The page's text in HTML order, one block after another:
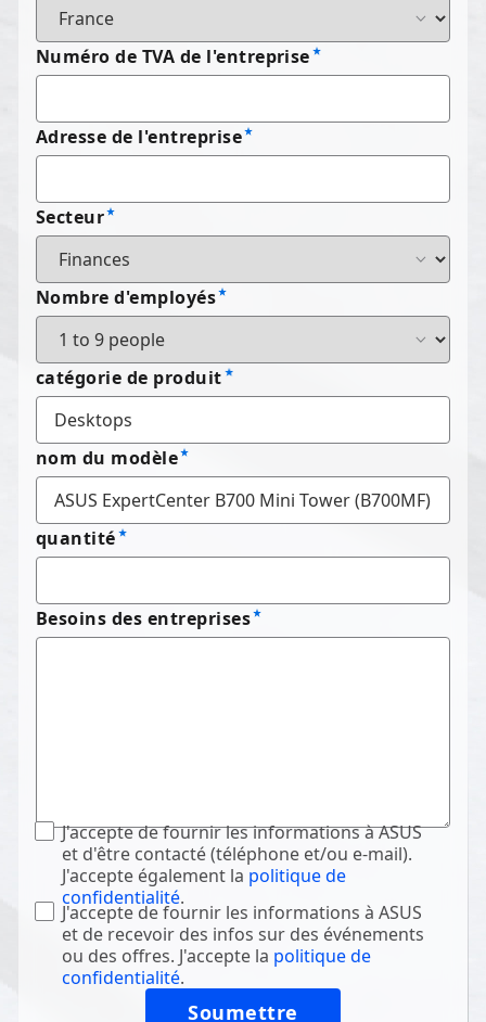
Numéro de TVA de l'entreprise
Adresse de l'entreprise
Secteur
Nombre d'employés
catégorie de produit
nom du modèle
quantité
Besoins des entreprises
J'accepte de fournir les informations à ASUS
et d'être contacté (téléphone et/ou e-mail).
J'accepte également la politique de
confidentialité.
J'accepte de fournir les informations à ASUS
et de recevoir des infos sur des événements
ou des offres. J'accepte la politique de
confidentialité.